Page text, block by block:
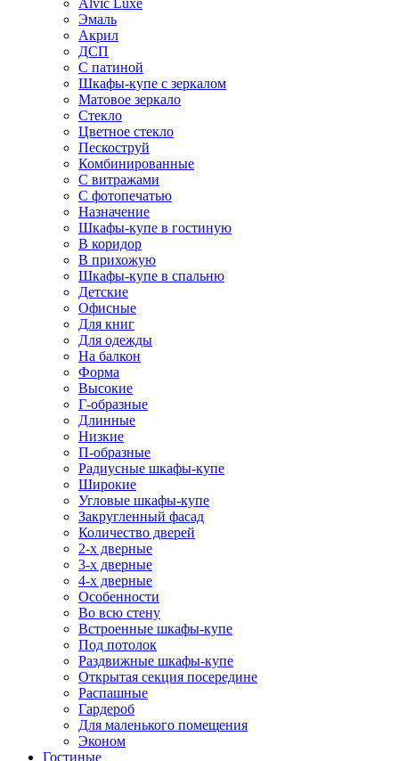
Alvic Luxe
Эмаль
Акрил
ДСП
С патиной
Шкафы-купе с зеркалом
Матовое зеркало
Стекло
Цветное стекло
Пескоструй
Комбинированные
С витражами
С фотопечатью
Назначение
Шкафы-купе в гостиную
В коридор
В прихожую
Шкафы-купе в спальню
Детские
Офисные
Для книг
Для одежды
На балкон
Форма
Высокие
Г-образные
Длинные
Низкие
П-образные
Радиусные шкафы-купе
Широкие
Угловые шкафы-купе
Закругленный фасад
Количество дверей
2-х дверные
3-х дверные
4-х дверные
Особенности
Во всю стену
Встроенные шкафы-купе
Под потолок
Раздвижные шкафы-купе
Открытая секция посередине
Распашные
Гардероб
Для маленького помещения
Эконом
Гостиные